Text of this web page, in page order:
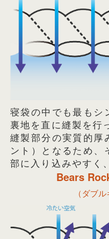
寝袋の中でも最もシ
裏地を直に縫製を行
縫製部分の実質的厚
ント）となるため、
部に入り込みやすく
Bears
（ダブ